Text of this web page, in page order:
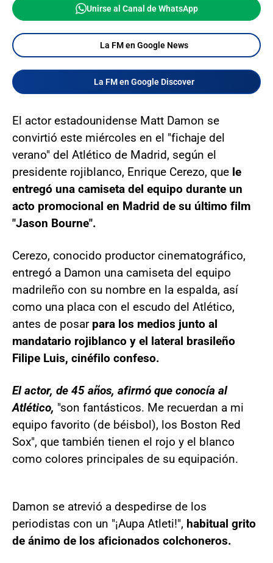
Unirse al Canal de WhatsApp
La FM en Google News
La FM en Google Discover
El actor estadounidense Matt Damon se
convirtió este miércoles en el "fichaje del
verano" del Atlético de Madrid, según el
presidente rojiblanco, Enrique Cerezo, que le
entregó una camiseta del equipo durante un
acto promocional en Madrid de su último film
"Jason Bourne".
Cerezo, conocido productor cinematográfico,
entregó a Damon una camiseta del equipo
madrileño con su nombre en la espalda, así
como una placa con el escudo del Atlético,
antes de posar para los medios junto al
mandatario rojiblanco y el lateral brasileño
Filipe Luis, cinéfilo confeso.
El actor, de 45 años, afirmó que conocía al
Atlético, "son fantásticos. Me recuerdan a mi
equipo favorito (de béisbol), los Boston Red
Sox", que también tienen el rojo y el blanco
como colores principales de su equipación.
Damon se atrevió a despedirse de los
periodistas con un "¡Aupa Atleti!", habitual grito
de ánimo de los aficionados colchoneros.